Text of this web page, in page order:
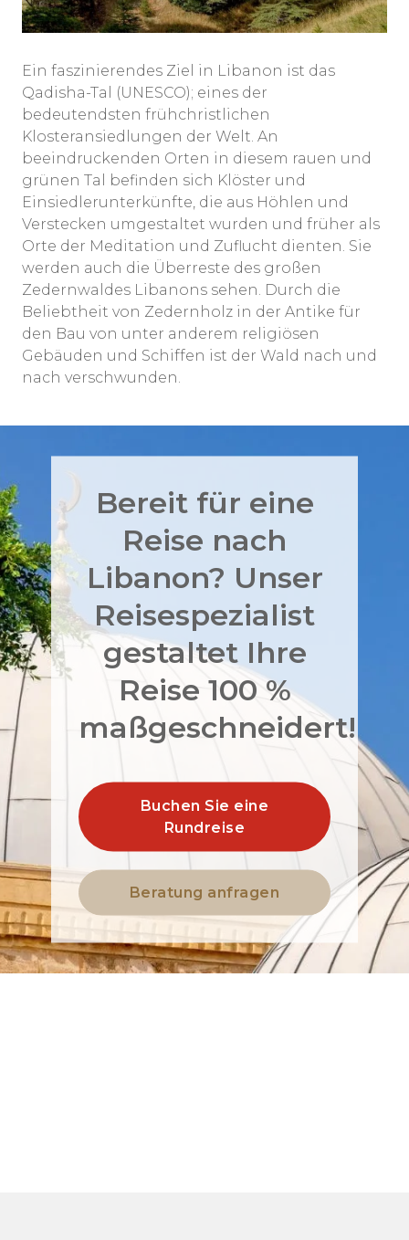
Ein faszinierendes Ziel in Libanon ist das
Qadisha-Tal (UNESCO); eines der
bedeutendsten frühchristlichen
Klosteransiedlungen der Welt. An
beeindruckenden Orten in diesem rauen und
grünen Tal befinden sich Klöster und
Einsiedlerunterkünfte, die aus Höhlen und
Verstecken umgestaltet wurden und früher als
Orte der Meditation und Zuflucht dienten. Sie
werden auch die Überreste des großen
Zedernwaldes Libanons sehen. Durch die
Beliebtheit von Zedernholz in der Antike für
den Bau von unter anderem religiösen
Gebäuden und Schiffen ist der Wald nach und
nach verschwunden.
Bereit für eine
Reise nach
Libanon? Unser
Reisespezialist
gestaltet Ihre
Reise 100 %
maßgeschneidert!
Buchen Sie eine
Rundreise
Beratung anfragen